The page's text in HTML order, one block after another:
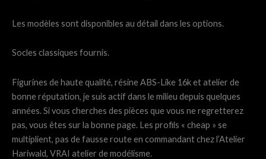
Les modèles sont disponibles au détail dans les options.
Socles classiques fournis.
Figurines de haute qualité, résine ABS-Like 16k et atelier de
bonne réputation, je suis actif dans le milieu depuis quelques
années. Si vous cherches des pièces que vous ne regretterez
pas, vous êtes sur la bonne page. Les profils « cheap » se
multiplient, pas de fausse route en commandant chez l’Atelier
Hariwald, VRAI atelier de modélisme.